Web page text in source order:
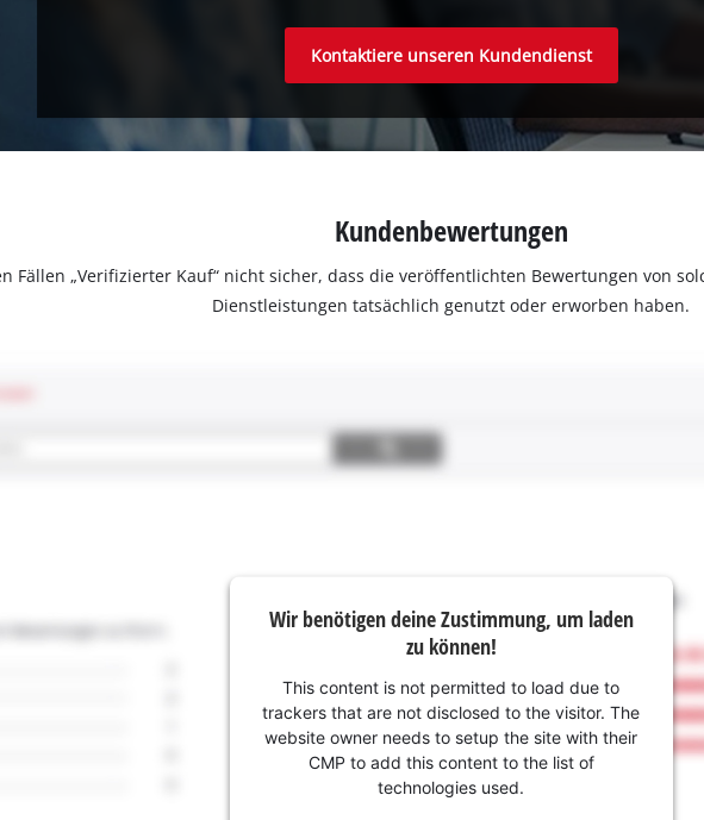
Kontaktiere unseren Kundendienst
Kundenbewertungen
Fällen „Verifizierter Kauf“ nicht sicher, dass die veröffentlichten Bewertungen von
Dienstleistungen tatsächlich genutzt oder erworben haben.
Wir benötigen deine Zustimmung, um laden
zu können!
This content is not permitted to load due to
trackers that are not disclosed to the visitor. The
website owner needs to setup the site with their
CMP to add this content to the list of
technologies used.